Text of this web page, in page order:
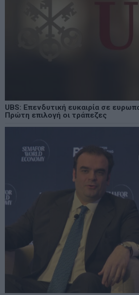
UBS: Επενδυτική ευκαιρία σε
Πρώτη επιλογή οι τράπεζες